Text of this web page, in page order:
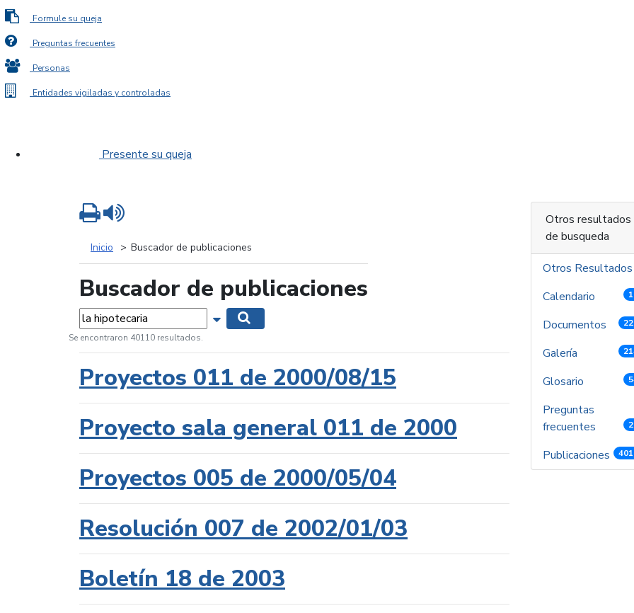
Formule su queja
Preguntas frecuentes
Personas
Entidades vigiladas y controladas
Presente su queja
Inicio Buscador de publicaciones
Buscador de publicaciones
Palabras... Mostrar opciones de búsqueda
Se encontraron 40110 resultados.
Proyectos 011 de 2000/08/15
Proyecto sala general 011 de 2000
Proyectos 005 de 2000/05/04
Resolución 007 de 2002/01/03
Boletín 18 de 2003
Imprimir
Otros resultados
de busqueda
Otros Resultados
Calendario
Documentos
Galería
Glosario
Preguntas
frecuentes
Publicaciones